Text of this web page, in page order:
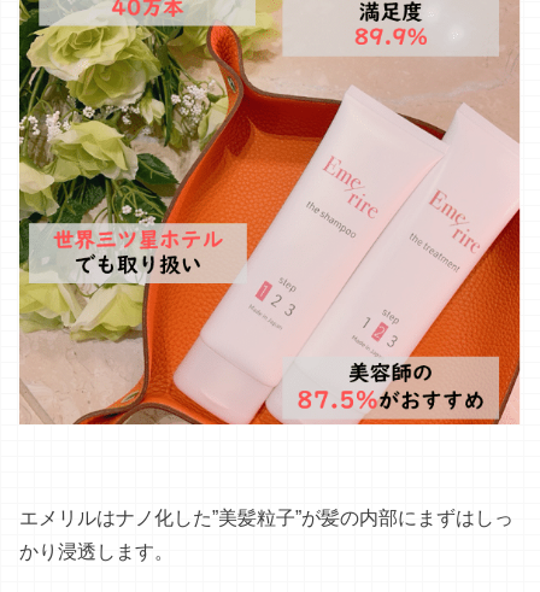
エメリルはナノ化した”美髪粒子”が髪の内部にまずはしっ
かり浸透します。